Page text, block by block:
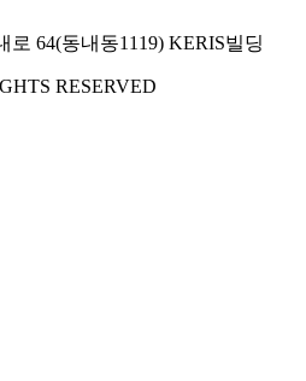
로 64(동내동1119) KERIS빌딩
RESERVED